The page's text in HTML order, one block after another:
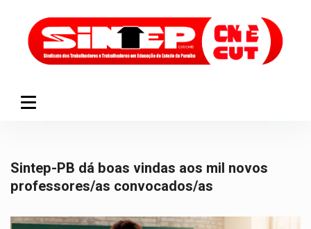
Sintep-PB dá boas vindas aos mil novos
professores/as convocados/as